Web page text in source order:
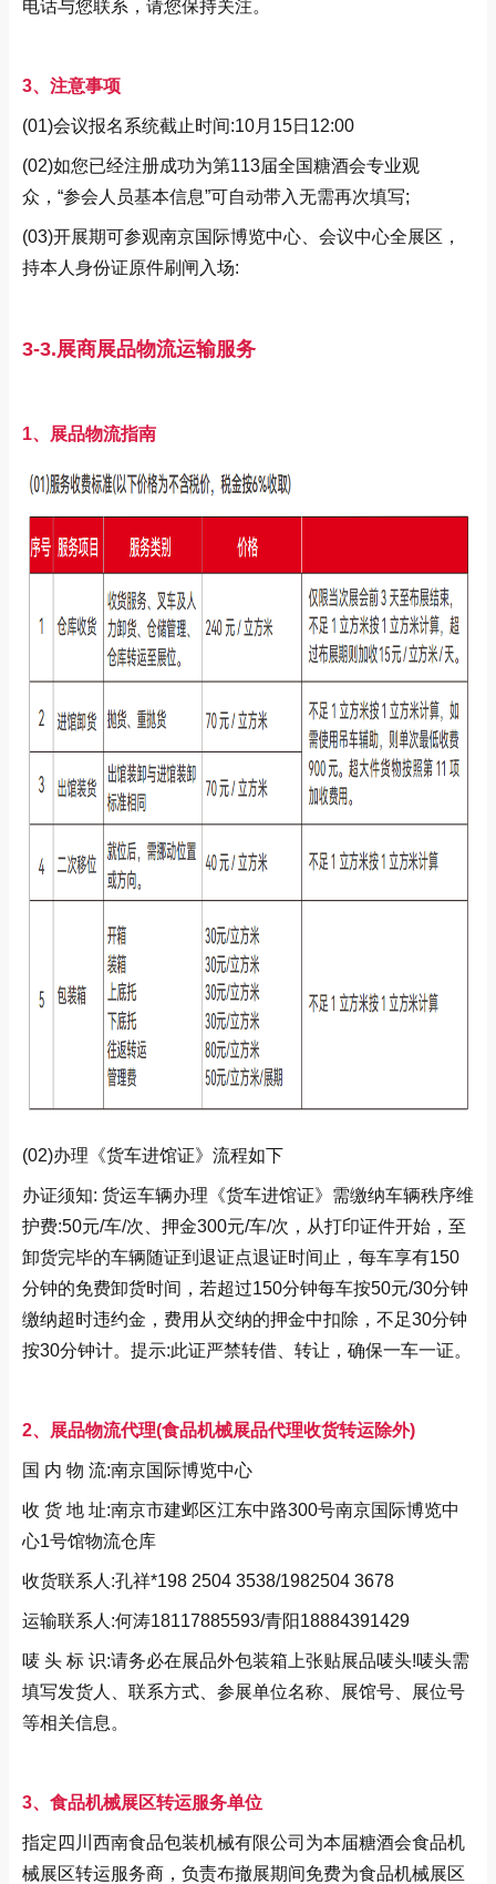
电话与您联系，请您保持关注。
3、注意事项
(01)会议报名系统截止时间:10月15日12:00
(02)如您已经注册成功为第113届全国糖酒会专业观
众，“参会人员基本信息”可自动带入无需再次填写;
(03)开展期可参观南京国际博览中心、会议中心全展区，
持本人身份证原件刷闸入场:
3-3.展商展品物流运输服务
1、展品物流指南
(02)办理《货车进馆证》流程如下
办证须知: 货运车辆办理《货车进馆证》需缴纳车辆秩序维
护费:50元/车/次、押金300元/车/次，从打印证件开始，至
卸货完毕的车辆随证到退证点退证时间止，每车享有150
分钟的免费卸货时间，若超过150分钟每车按50元/30分钟
缴纳超时违约金，费用从交纳的押金中扣除，不足30分钟
按30分钟计。提示:此证严禁转借、转让，确保一车一证。
2、展品物流代理(食品机械展品代理收货转运除外)
国 内 物 流:南京国际博览中心
收 货 地 址:南京市建邺区江东中路300号南京国际博览中
心1号馆物流仓库
收货联系人:孔祥*198 2504 3538/1982504 3678
运输联系人:何涛18117885593/青阳18884391429
唛 头 标 识:请务必在展品外包装箱上张贴展品唛头!唛头需
填写发货人、联系方式、参展单位名称、展馆号、展位号
等相关信息。
3、食品机械展区转运服务单位
指定四川西南食品包装机械有限公司为本届糖酒会食品机
械展区转运服务商，负责布撤展期间免费为食品机械展区